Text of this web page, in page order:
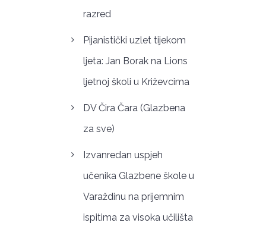
razred
Pijanistički uzlet tijekom
ljeta: Jan Borak na Lions
ljetnoj školi u Križevcima
DV Čira Čara (Glazbena
za sve)
Izvanredan uspjeh
učenika Glazbene škole u
Varaždinu na prijemnim
ispitima za visoka učilišta